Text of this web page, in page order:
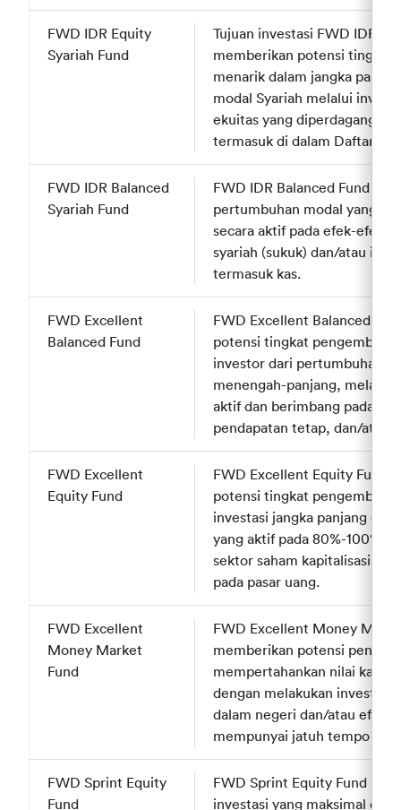
FWD IDR Equity
Syariah Fund
FWD IDR Balanced
Syariah Fund
FWD Excellent
Balanced Fund
FWD Excellent
Equity Fund
FWD Excellent
Money Market
Fund
FWD Sprint Equity
Fund
FWD IDR Equity
Syariah Fund
Tujuan investasi FWD IDR
memberikan potensi tingkat
menarik dalam jangka
modal Syariah melalui
ekuitas yang
termasuk di dalam Daftar
FWD IDR Balanced
Syariah Fund
FWD IDR Balanced Fund
pertumbuhan modal yang
secara aktif pada efek-efek
syariah (sukuk) dan/atau
termasuk kas.
FWD Excellent
Balanced Fund
FWD Excellent Balanced
potensi tingkat
investor dari pertumbuhan
menengah-panjang, melalui
aktif dan berimbang pada
pendapatan tetap, dan/atau
FWD Excellent
Equity Fund
FWD Excellent Equity Fund
potensi tingkat
investasi jangka panjang
yang aktif pada 80%-100%
sektor saham kapitalisasi
pada pasar uang.
FWD Excellent
Money Market
Fund
FWD Excellent Money
memberikan potensi
mempertahankan nilai
dengan melakukan investasi
dalam negeri dan/atau efek
mempunyai jatuh tempo
FWD Sprint Equity
Fund
FWD Sprint Equity Fund
investasi yang maksimal